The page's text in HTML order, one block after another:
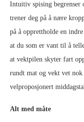
Intuitiv spising begrenser
trener deg på å nære
på å opprettholde en
at du som er vant til å
at vektpilen skyter fart
rundt mat og vekt vet
velproposjonert
Alt med måte